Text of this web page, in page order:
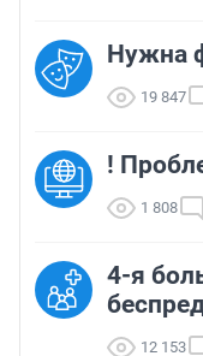
Нужна
19 847
!
1 808
4-я
12 153